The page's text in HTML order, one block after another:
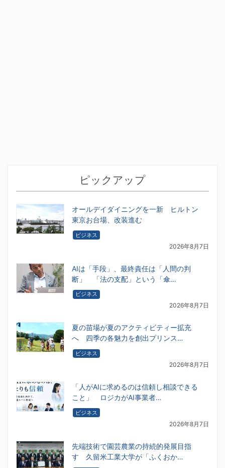
ピックアップ
オールデイダイニングを一新 ヒルトン
東京お台場、改装進む
ビジネス
2026年8月7日
AIは「手段」、最終責任は「人間の判
断」 「法の支配」という「傘…
ビジネス
2026年8月7日
夏の苗場が夏のアクティビティー拡充
へ 四季の各魅力を創出プリンス…
ビジネス
2026年8月7日
「人がAIに求めるのは信頼し相談できる
こと」 ロジカがAI事業者…
ビジネス
2026年8月7日
先端技術で園芸農業の持続的発展目指
す 久留米工業大学が「ふくおか…